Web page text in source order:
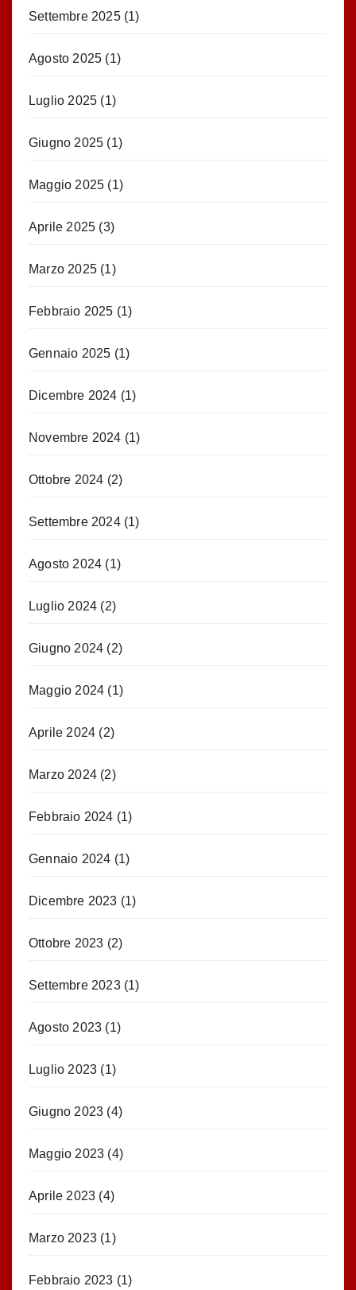
Settembre 2025(1)
Agosto 2025 (1)
Luglio 2025 (1)
Giugno 2025 (1)
Maggio 2025 (1)
Aprile 2025 (3)
Marzo 2025 (1)
Febbraio 2025 (1)
Gennaio 2025 (1)
Dicembre 2024 (1)
Novembre 2024 (1)
Ottobre 2024 (2)
Settembre 2024(1)
Agosto 2024 (1)
Luglio 2024 (2)
Giugno 2024 (2)
Maggio 2024 (1)
Aprile 2024 (2)
Marzo 2024 (2)
Febbraio 2024 (1)
Gennaio 2024 (1)
Dicembre 2023 (1)
Ottobre 2023 (2)
Settembre 2023(1)
Agosto 2023 (1)
Luglio 2023 (1)
Giugno 2023 (4)
Maggio 2023 (4)
Aprile 2023 (4)
Marzo 2023 (1)
Febbraio 2023 (1)